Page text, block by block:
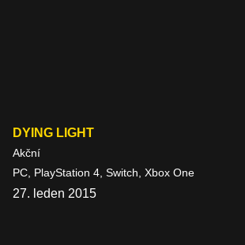
DYING LIGHT
Akční
PC, PlayStation 4, Switch, Xbox One
27. leden 2015